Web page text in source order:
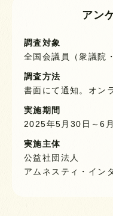
アン
調査対象
全国会議員（衆議院
調査方法
書面にて通知。オン
実施期間
2025年5月30日～6
実施主体
公益社団法人
アムネスティ・イン